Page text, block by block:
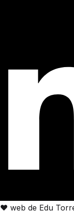
❤ web de Edu